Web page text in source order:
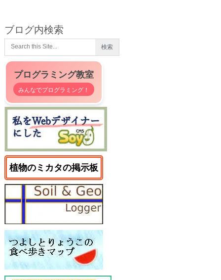
ブログ内検索
プログラミング教室
みんなでプログラミング！
植物のミカタの掲示板